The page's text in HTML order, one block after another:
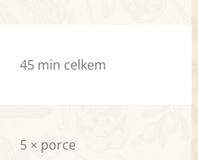
45 min celkem
5 × porce